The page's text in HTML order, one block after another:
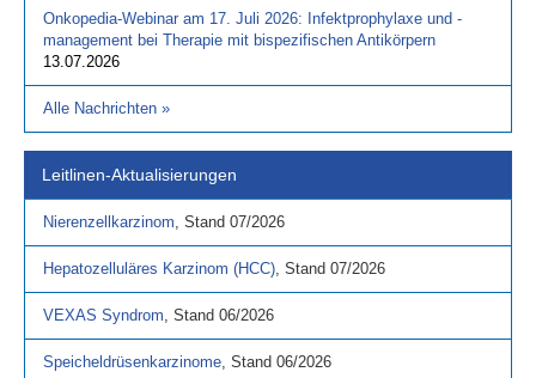
Onkopedia-Webinar am 17. Juli 2026: Infektprophylaxe und -
management bei Therapie mit bispezifischen Antikörpern
13.07.2026
Alle Nachrichten »
Leitlinen-Aktualisierungen
Nierenzellkarzinom, Stand 07/2026
Hepatozelluläres Karzinom (HCC), Stand 07/2026
VEXAS Syndrom, Stand 06/2026
Speicheldrüsenkarzinome, Stand 06/2026